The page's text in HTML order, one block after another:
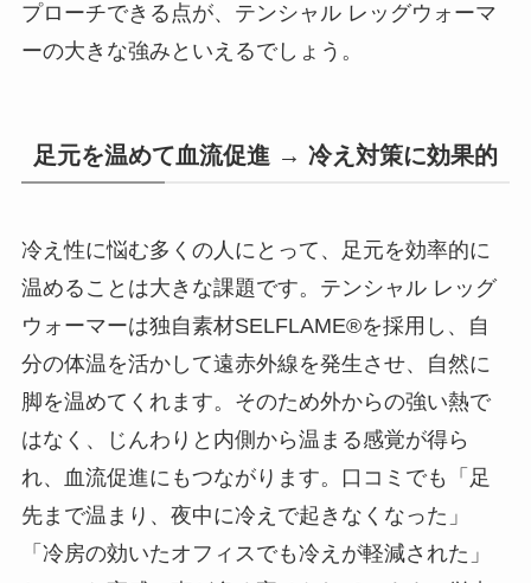
プローチできる点が、テンシャル レッグウォーマ
ーの大きな強みといえるでしょう。
足元を温めて血流促進 → 冷え対策に効果的
冷え性に悩む多くの人にとって、足元を効率的に
温めることは大きな課題です。テンシャル レッグ
ウォーマーは独自素材SELFLAME®を採用し、自
分の体温を活かして遠赤外線を発生させ、自然に
脚を温めてくれます。そのため外からの強い熱で
はなく、じんわりと内側から温まる感覚が得ら
れ、血流促進にもつながります。口コミでも「足
先まで温まり、夜中に冷えで起きなくなった」
「冷房の効いたオフィスでも冷えが軽減された」